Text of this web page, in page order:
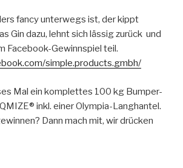
fancy unterwegs ist, der kippt
Gin dazu, lehnt sich lässig zurück und
Facebook-Gewinnspiel teil.
simple.products.gmbh/
Mal ein komplettes 100 kg Bumper-
inkl. einer Olympia-Langhantel.
Dann mach mit, wir drücken